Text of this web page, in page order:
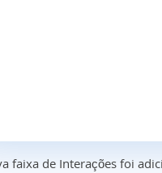
faixa de Interações foi